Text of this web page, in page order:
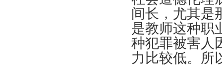
间长，尤其是
是教师这种职
种犯罪被害人
力比较低。所